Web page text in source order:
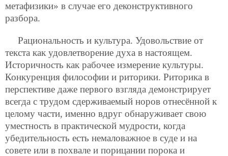
метафизики» в случае его деконструктивного
разбора.
Рациональность и культура. Удовольствие от
текста как удовлетворение духа в настоящем.
Историчность как рабочее измерение культуры.
Конкуренция философии и риторики. Риторика в
перспективе даже первого взгляда демонстрирует
всегда с трудом сдерживаемый норов отнесённой к
целому части, именно вдруг обнаруживает свою
уместность в практической мудрости, когда
убедительность есть немаловажное в суде и на
совете или в похвале и порицании порока и